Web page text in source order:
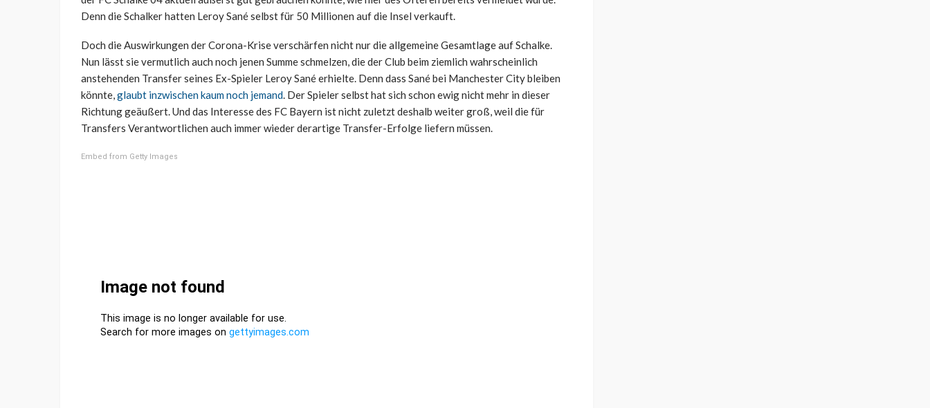
Denn die Schalker hatten Leroy Sané selbst für 50 Millionen auf die Insel verkauft.
Doch die Auswirkungen der Corona-Krise verschärfen nicht nur die allgemeine Gesamtlage auf Schalke.
Nun lässt sie vermutlich auch noch jenen Summe schmelzen, die der Club beim ziemlich wahrscheinlich
anstehenden Transfer seines Ex-Spieler Leroy Sané erhielte. Denn dass Sané bei Manchester City bleiben
könnte,glaubt inzwischen kaum noch jemand. Der Spieler selbst hat sich schon ewig nicht mehr in dieser
Richtung geäußert. Und das Interesse des FC Bayern ist nicht zuletzt deshalb weiter groß, weil die für
Transfers Verantwortlichen auch immer wieder derartige Transfer-Erfolge liefern müssen.
Embed from Getty Images